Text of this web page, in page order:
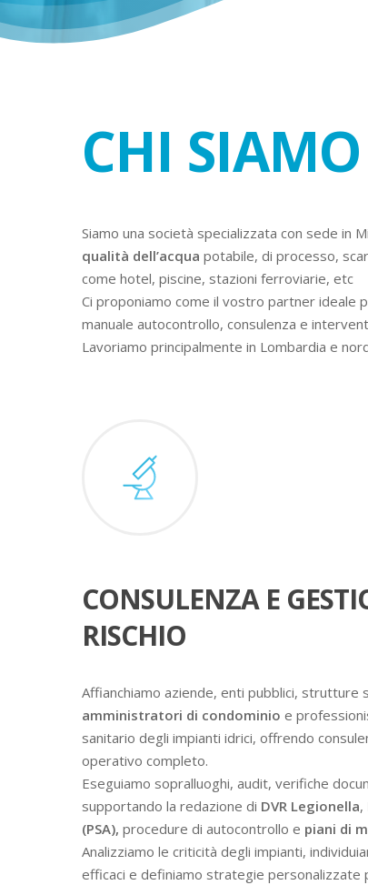
CHI SIAMO
Siamo una società specializzata con sede in
qualità dell’acquapotabile, di processo,
come hotel, piscine, stazioni ferroviarie, etc
Ci proponiamo come il vostro partner ideale
manuale autocontrollo, consulenza e
Lavoriamo principalmente in Lombardia e
CONSULENZA E
RISCHIO
Affianchiamo aziende, enti pubblici,
amministratori di condominio e
sanitario degli impianti idrici, offrendo
operativo completo.
Eseguiamo sopralluoghi, audit, verifiche
supportando la redazione di DVR Legionella,
(PSA), procedure di autocontrollo e piani di
Analizziamo le criticità degli impianti,
efficaci e definiamo strategie personalizzate